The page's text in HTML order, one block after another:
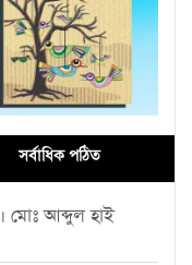
সর্বাধিক পঠিত
মোঃ আব্দুল হাই